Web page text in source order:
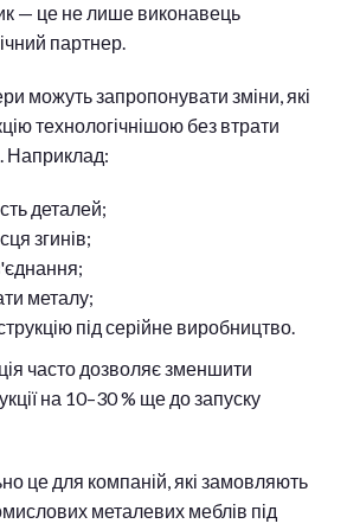
— це не лише виконавець
партнер.
можуть запропонувати зміни, які
технологічнішою без втрати
Наприклад:
деталей;
згинів;
металу;
під серійне виробництво.
часто дозволяє зменшити
на 10–30 % ще до запуску
це для компаній, які замовляють
металевих меблів під